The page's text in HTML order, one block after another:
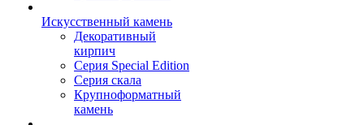
Искусственный камень
Декоративный
кирпич
Серия Special Edition
Серия скала
Крупноформатный
камень